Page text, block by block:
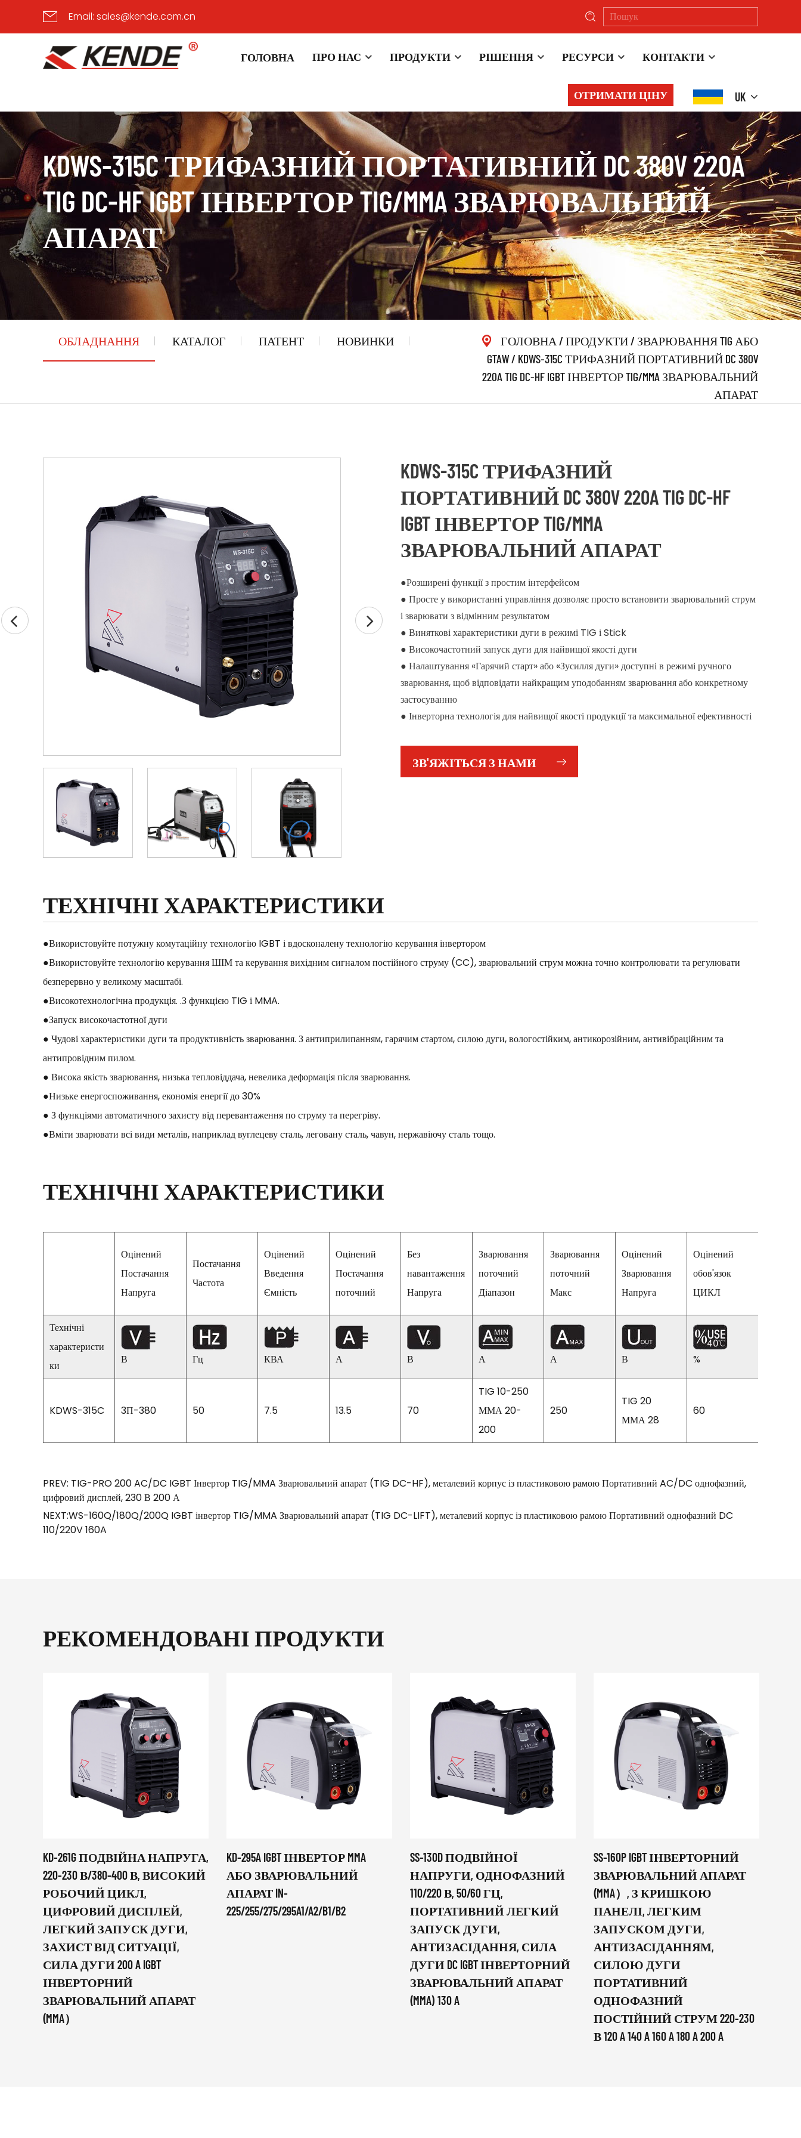
Email: sales@kende.com.cn
ГОЛОВНА ПРО НАС ПРОДУКТИ РІШЕННЯ РЕСУРСИ КОНТАКТИ
ОТРИМАТИ ЦІНУ UK
KDWS-315C ТРИФАЗНИЙ ПОРТАТИВНИЙ DC 380V 220A
TIG DC-HF IGBT ІНВЕРТОР TIG/MMA ЗВАРЮВАЛЬНИЙ
АПАРАТ
ОБЛАДНАННЯ КАТАЛОГ ПАТЕНТ НОВИНКИ ГОЛОВНА / ПРОДУКТИ/ ЗВАРЮВАННЯ TIG АБО
GTAW/ KDWS-315C ТРИФАЗНИЙ ПОРТАТИВНИЙ DC 380V
220A TIG DC-HF IGBT ІНВЕРТОР TIG/MMA ЗВАРЮВАЛЬНИЙ
АПАРАТ
KDWS-315C ТРИФАЗНИЙ
ПОРТАТИВНИЙ DC 380V 220A TIG DC-HF
IGBT ІНВЕРТОР TIG/MMA
ЗВАРЮВАЛЬНИЙ АПАРАТ
●Розширені функції з простим інтерфейсом
● Просте у використанні управління дозволяє просто встановити зварювальний струм
і зварювати з відмінним результатом
● Виняткові характеристики дуги в режимі TIG і Stick
● Високочастотний запуск дуги для найвищої якості дуги
● Налаштування «Гарячий старт» або «Зусилля дуги» доступні в режимі ручного
зварювання, щоб відповідати найкращим уподобанням зварювання або конкретному
застосуванню
● Інверторна технологія для найвищої якості продукції та максимальної ефективності
ЗВ'ЯЖІТЬСЯ З НАМИ
ТЕХНІЧНІ ХАРАКТЕРИСТИКИ
●Використовуйте потужну комутаційну технологію IGBT і вдосконалену технологію керування інвертором
●Використовуйте технологію керування ШІМ та керування вихідним сигналом постійного струму (CC), зварювальний струм можна точно контролювати та регулювати
безперервно у великому масштабі.
●Високотехнологічна продукція. .З функцією TIG і MMA.
●Запуск високочастотної дуги
● Чудові характеристики дуги та продуктивність зварювання. З антиприлипанням, гарячим стартом, силою дуги, вологостійким, антикорозійним, антивібраційним та
антипровідним пилом.
● Висока якість зварювання, низька тепловіддача, невелика деформація після зварювання.
●Низьке енергоспоживання, економія енергії до 30%
● З функціями автоматичного захисту від перевантаження по струму та перегріву.
●Вміти зварювати всі види металів, наприклад вуглецеву сталь, леговану сталь, чавун, нержавіючу сталь тощо.
ТЕХНІЧНІ ХАРАКТЕРИСТИКИ
Оцінений
Постачання
Напруга
Постачання
Частота
Оцінений
Введення
Ємність
Оцінений
Постачання
поточний
Без
навантаження
Напруга
Зварювання
поточний
Діапазон
Зварювання
поточний
Макс
Оцінений
Зварювання
Напруга
Оцінений
обов'язок
ЦИКЛ
Технічні
характеристи
ки
В Гц КВА А В А А В %
KDWS-315C 3П-380 50 7.5 13.5 70
TIG 10-250
ММА 20-
200
250
TIG 20
ММА 28
60
PREV: TIG-PRO 200 AC/DC IGBT Інвертор TIG/MMA Зварювальний апарат (TIG DC-HF), металевий корпус із пластиковою рамою Портативний AC/DC однофазний,
цифровий дисплей, 230 В 200 А
NEXT:WS-160Q/180Q/200Q IGBT інвертор TIG/MMA Зварювальний апарат (TIG DC-LIFT), металевий корпус із пластиковою рамою Портативний однофазний DC
110/220V 160A
РЕКОМЕНДОВАНІ ПРОДУКТИ
KD-261G ПОДВІЙНА НАПРУГА,
220-230 В/380-400 В, ВИСОКИЙ
РОБОЧИЙ ЦИКЛ,
ЦИФРОВИЙ ДИСПЛЕЙ,
ЛЕГКИЙ ЗАПУСК ДУГИ,
ЗАХИСТ ВІД СИТУАЦІЇ,
СИЛА ДУГИ 200 A IGBT
ІНВЕРТОРНИЙ
ЗВАРЮВАЛЬНИЙ АПАРАТ
(MMA）
KD-295A IGBT ІНВЕРТОР MMA
АБО ЗВАРЮВАЛЬНИЙ
АПАРАТ IN-
225/255/275/295A1/A2/B1/B2
SS-130D ПОДВІЙНОЇ
НАПРУГИ, ОДНОФАЗНИЙ
110/220 В, 50/60 ГЦ,
ПОРТАТИВНИЙ ЛЕГКИЙ
ЗАПУСК ДУГИ,
АНТИЗАСІДАННЯ, СИЛА
ДУГИ DC IGBT ІНВЕРТОРНИЙ
ЗВАРЮВАЛЬНИЙ АПАРАТ
(MMA) 130 A
SS-160P IGBT ІНВЕРТОРНИЙ
ЗВАРЮВАЛЬНИЙ АПАРАТ
(MMA）, З КРИШКОЮ
ПАНЕЛІ, ЛЕГКИМ
ЗАПУСКОМ ДУГИ,
АНТИЗАСІДАННЯМ,
СИЛОЮ ДУГИ
ПОРТАТИВНИЙ
ОДНОФАЗНИЙ
ПОСТІЙНИЙ СТРУМ 220-230
В 120 A 140 A 160 A 180 A 200 A